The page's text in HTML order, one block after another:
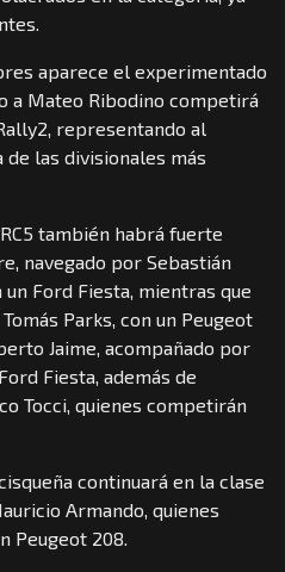
aparece el experimentado
a Mateo Ribodino competirá
representando al
de las divisionales más
también habrá fuerte
navegado por Sebastián
Ford Fiesta, mientras que
Parks, con un Peugeot
Jaime, acompañado por
Fiesta, además de
Tocci, quienes competirán
continuará en la clase
Armando, quienes
Peugeot 208.